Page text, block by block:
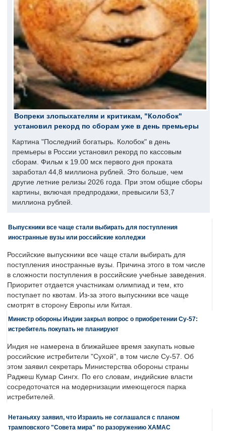
Вопреки злопыхателям и критикам, "Колобок"
установил рекорд по сборам уже в день премьеры
Картина "Последний богатырь. Колобок" в день
премьеры в России установил рекорд по кассовым
сборам. Фильм к 19.00 мск первого дня проката
заработал 44,8 миллиона рублей. Это больше, чем
другие летние релизы 2026 года. При этом общие сборы
картины, включая предпродажи, превысили 53,7
миллиона рублей.
Выпускники все чаще стали выбирать для поступления
иностранные вузы или российские колледжи
Российские выпускники все чаще стали выбирать для
поступления иностранные вузы. Причина этого в том числе
в сложности поступления в российские учебные заведения.
Приоритет отдается участникам олимпиад и тем, кто
поступает по квотам. Из-за этого выпускники все чаще
смотрят в сторону Европы или Китая.
Министр обороны Индии закрыл вопрос о приобретении Су-57:
истребитель покупать не планируют
Индия не намерена в ближайшее время закупать новые
российские истребители "Сухой", в том числе Су-57. Об
этом заявил секретарь Министерства обороны страны
Раджеш Кумар Сингх. По его словам, индийские власти
сосредоточатся на модернизации имеющегося парка
истребителей.
Нетаньяху заявил, что Израиль не соглашался с планом
трамповского "Совета мира" по разоружению ХАМАС